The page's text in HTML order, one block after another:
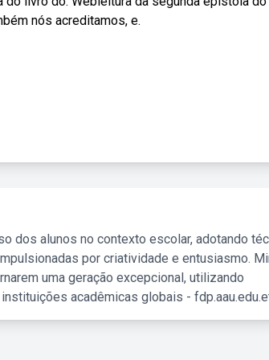
nós acreditamos, e.
dos alunos no contexto escolar, adotando
por criatividade e entusiasmo.
uma geração excepcional, utilizando
acadêmicas globais -